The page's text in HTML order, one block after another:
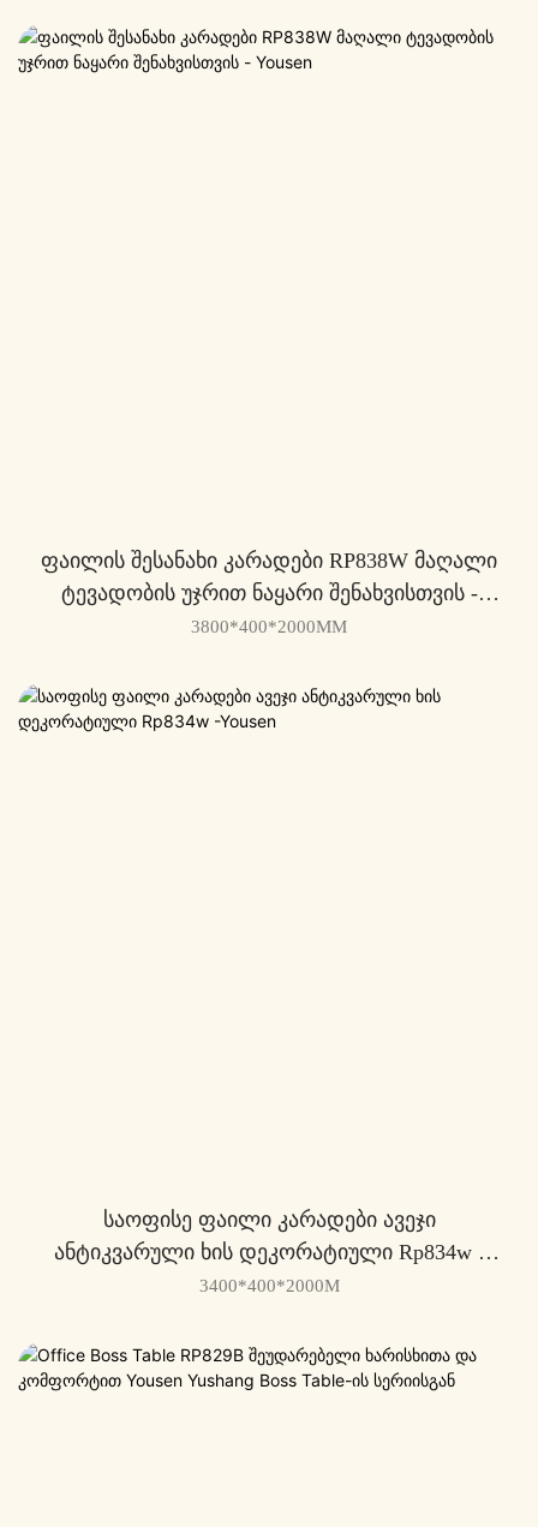
Ფაილის Შესანახი Კარადები RP838W Მაღალი
Ტევადობის Უჯრით Ნაყარი Შენახვისთვის -
Yousen
3800*400*2000MM
Საოფისე Ფაილი Კარადები Ავეჯი
Ანტიკვარული Ხის Დეკორატიული Rp834w -
Yousen
3400*400*2000M